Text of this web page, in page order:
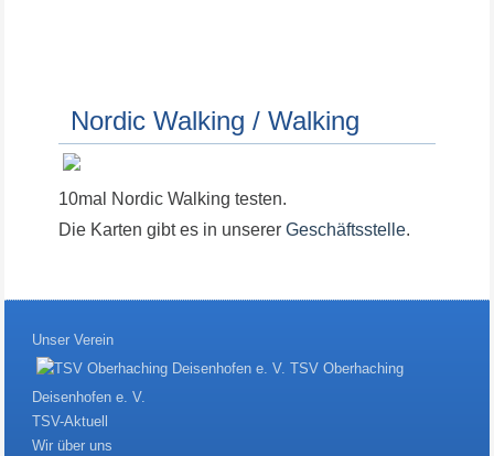
Nordic Walking / Walking
10mal Nordic Walking testen.
Die Karten gibt es in unsererGeschäftsstelle.
Unser Verein
TSV Oberhaching
Deisenhofen e. V.
TSV-Aktuell
Wir über uns